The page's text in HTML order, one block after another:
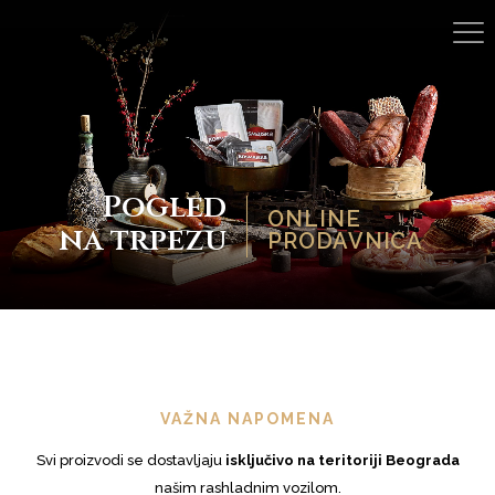
ONLINE
PRODAVNICA
Pogled
na trpezu
U šuškana u naručju Kosmaja, milovana dahom
nastaje „Kosmajska“ – plod ljubavi prema
tradiciji vrhunskih zalogaja sa naše bogate narodne trpeze.
VAŽNA NAPOMENA
Svi proizvodi se dostavljaju isključivo na teritoriji Beograda
našim rashladnim vozilom.